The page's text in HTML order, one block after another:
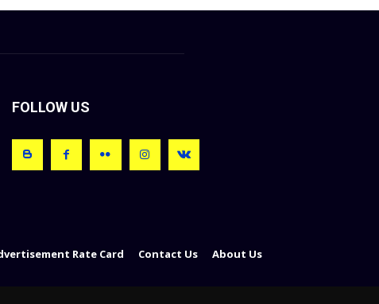
FOLLOW US
Rate Card Contact Us About Us